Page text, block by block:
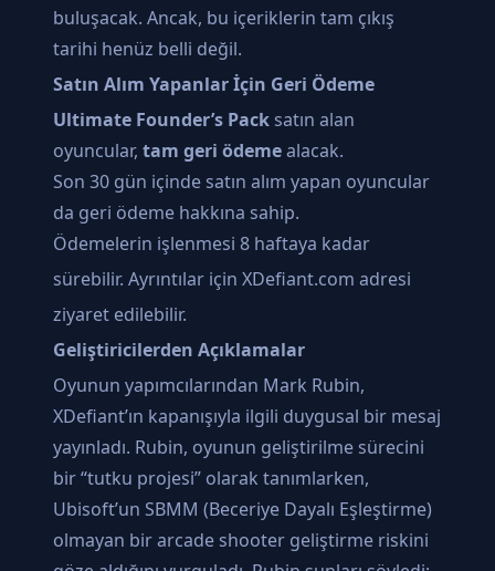
buluşacak. Ancak, bu içeriklerin tam çıkış
tarihi henüz belli değil.
Satın Alım Yapanlar İçin Geri Ödeme
Ultimate Founder’s Pack satın alan
oyuncular, tam geri ödemealacak.
Son 30 gün içinde satın alım yapan oyuncular
da geri ödeme hakkına sahip.
Ödemelerin işlenmesi 8 haftaya kadar
sürebilir. Ayrıntılar için XDefiant.com adresi
ziyaret edilebilir.
Geliştiricilerden Açıklamalar
Oyunun yapımcılarından Mark Rubin,
XDefiant’ın kapanışıyla ilgili duygusal bir mesaj
yayınladı. Rubin, oyunun geliştirilme sürecini
bir “tutku projesi” olarak tanımlarken,
Ubisoft’un SBMM (Beceriye Dayalı Eşleştirme)
olmayan bir arcade shooter geliştirme riskini